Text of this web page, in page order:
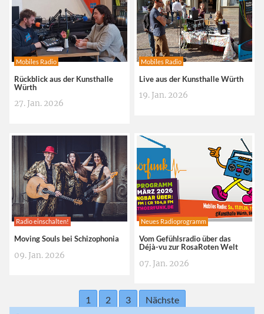
Mobiles Radio
Rückblick aus der Kunsthalle
Würth
27. Jan. 2026
Mobiles Radio
Live aus der Kunsthalle Würth
19. Jan. 2026
Radio einschalten!
Moving Souls bei Schizophonia
09. Jan. 2026
Neues Radioprogramm
Vom Gefühlsradio über das
Déjà-vu zur RosaRoten Welt
07. Jan. 2026
1 2 3 Nächste